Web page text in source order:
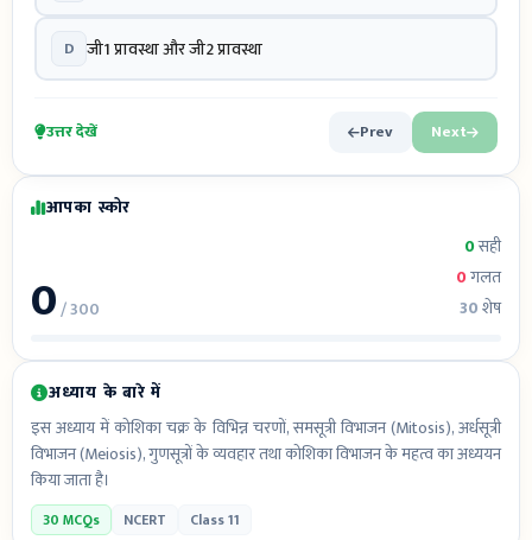
D जी1 प्रावस्था और जी2 प्रावस्था
उत्तर देखें Prev Next
आपका स्कोर
0/ 300
0सही
0गलत
30शेष
अध्याय के बारे में
इस अध्याय में कोशिका चक्र के विभिन्न चरणों, समसूत्री विभाजन (Mitosis), अर्धसूत्री
विभाजन (Meiosis), गुणसूत्रों के व्यवहार तथा कोशिका विभाजन के महत्व का अध्ययन
किया जाता है।
30 MCQs NCERT Class 11